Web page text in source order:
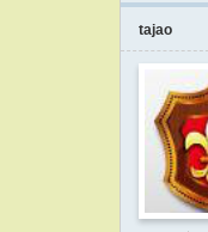
tajao